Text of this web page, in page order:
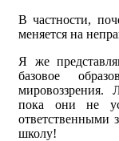
В частности,
меняется на
Я же
базовое
мировоззрения.
пока они не
ответственными
школу!